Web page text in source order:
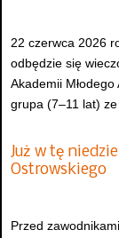
22 czerwca 2026
odbędzie się
Akademii
grupa (7–11 lat) ze
Już w tę
Ostrowskiego
Przed